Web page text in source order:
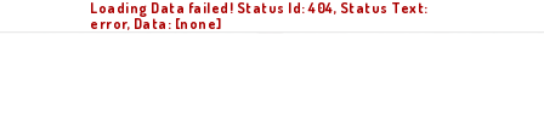
PARTNER & LINKS
Loading Data failed! Status Id: 404, Status Text:
error, Data: [none]